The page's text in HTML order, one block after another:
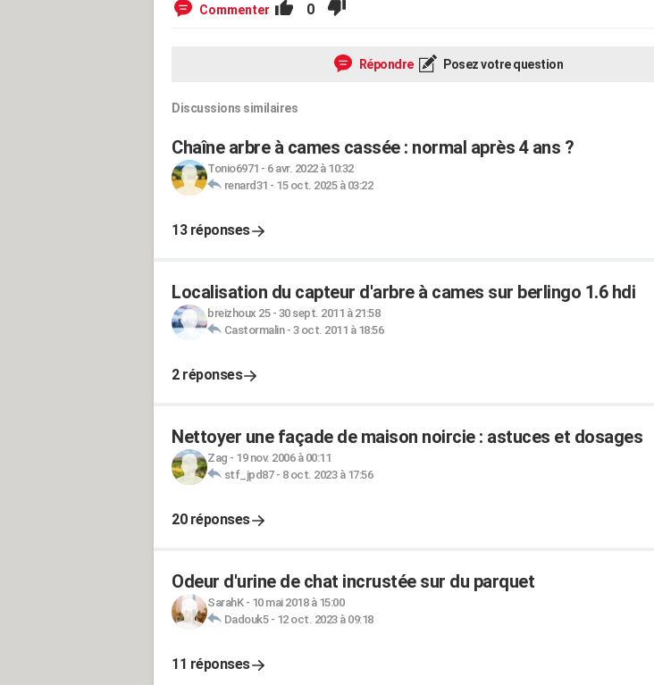
Commenter 0
Répondre Posez votre question
Discussions similaires
Chaîne arbre à cames cassée : normal après 4 ans ?
Tonio6971 - 6 avr. 2022 à 10:32
renard31 - 15 oct. 2025 à 03:22
13 réponses
Localisation du capteur d'arbre à cames sur berlingo 1.6 hdi
breizhoux 25- 30 sept. 2011 à 21:58
Castormalin- 3 oct. 2011 à 18:56
2 réponses
Nettoyer une façade de maison noircie : astuces et dosages
Zag - 19 nov. 2006 à 00:11
stf_jpd87- 8 oct. 2023 à 17:56
20 réponses
Odeur d'urine de chat incrustée sur du parquet
SarahK- 10 mai 2018 à 15:00
Dadouk5- 12 oct. 2023 à 09:18
11 réponses